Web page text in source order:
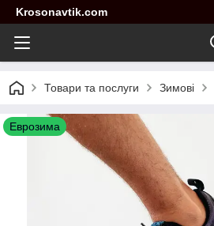
Krosonavtik.com
Товари та послуги Зимові
Еврозима